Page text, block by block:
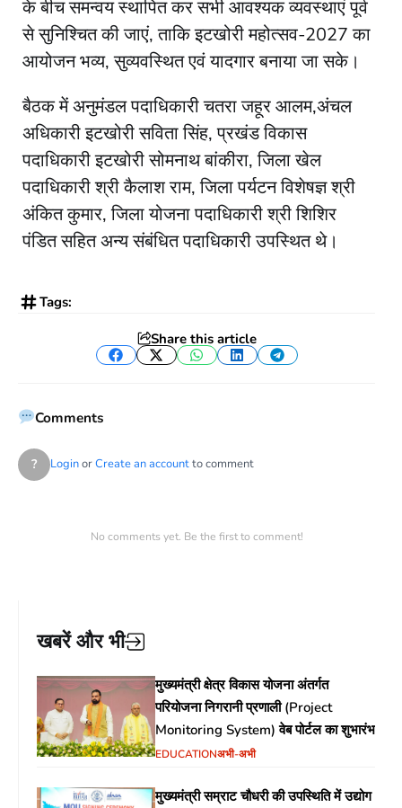
के बीच समन्वय स्थापित कर सभी आवश्यक व्यवस्थाएं पूर्व
से सुनिश्चित की जाएं, ताकि इटखोरी महोत्सव-2027 का
आयोजन भव्य, सुव्यवस्थित एवं यादगार बनाया जा सके।
बैठक में अनुमंडल पदाधिकारी चतरा जहूर आलम,अंचल
अधिकारी इटखोरी सविता सिंह, प्रखंड विकास
पदाधिकारी इटखोरी सोमनाथ बांकीरा, जिला खेल
पदाधिकारी श्री कैलाश राम, जिला पर्यटन विशेषज्ञ श्री
अंकित कुमार, जिला योजना पदाधिकारी श्री शिशिर
पंडित सहित अन्य संबंधित पदाधिकारी उपस्थित थे।
Tags:
Share this article
Facebook
TwitterWhatsApp
LinkedInTelegram
Comments
? LoginorCreate an accountto comment
No comments yet. Be the first to comment!
खबरें और भी
मुख्यमंत्री क्षेत्र विकास योजना अंतर्गत
परियोजना निगरानी प्रणाली (Project
Monitoring System) वेब पोर्टल का शुभारंभ
EDUCATIONअभी-अभी
मुख्यमंत्री सम्राट चौधरी की उपस्थिति में उद्योग